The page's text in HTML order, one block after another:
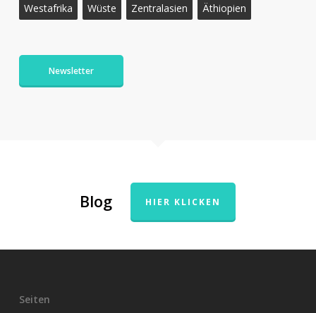
Westafrika
Wüste Zentralasien Äthiopien
Newsletter
Blog HIER KLICKEN
Seiten